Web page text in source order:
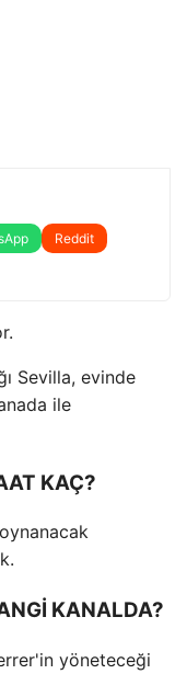
Reddit
Sevilla, evinde
ile
KAÇ?
KANALDA?
yöneteceği